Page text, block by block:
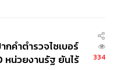
226
แบรนด์
กคำตำรวจไซเบอร์
หน่วยงานรัฐ ยันไร้
334